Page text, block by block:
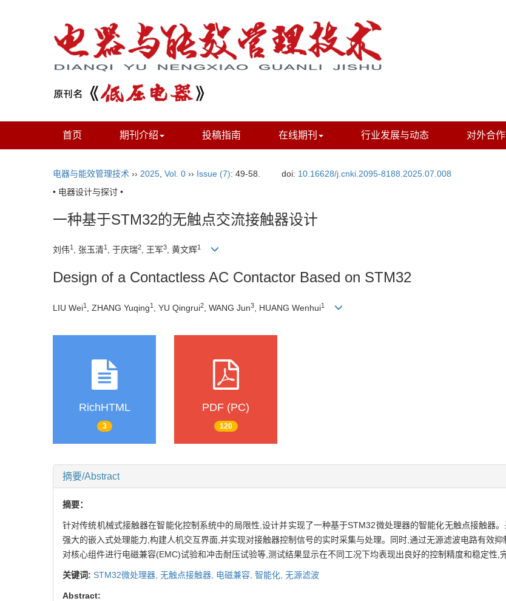
首页 期刊介绍 投稿指南 在线期刊 行业发展与动态 对外合作
电器与能效管理技术 ›› 2025 Vol. 0 ›› Issue (7): 49-58. doi: 10.16628/j.cnki.2095-8188.2025.07.008
• 电器设计与探讨 •
一种基于STM32的无触点交流接触器设计
刘伟1 , 张玉清1 , 于庆瑞2, 王军3, 黄文辉1
Design of a Contactless AC Contactor Based on STM32
LIU Wei1 , ZHANG Yuqing1 , YU Qingrui2 , WANG Jun3 , HUANG Wenhui1
RichHTML
3
PDF (PC)
120
摘要/Abstract
摘要：
针对传统机械式接触器在智能化控制系统中的局限性,设计并实现了一种基于STM32微处理器的智能化无触点接触器
强大的嵌入式处理能力,构建人机交互界面,并实现对接触器控制信号的实时采集与处理。同时,通过无源滤波电路有效抑
对核心组件进行电磁兼容(EMC)试验和冲击耐压试验等,测试结果显示在不同工况下均表现出良好的控制精度和稳定性,
关键词: STM32微处理器, 无触点接触器, 电磁兼容, 智能化, 无源滤波
Abstract: